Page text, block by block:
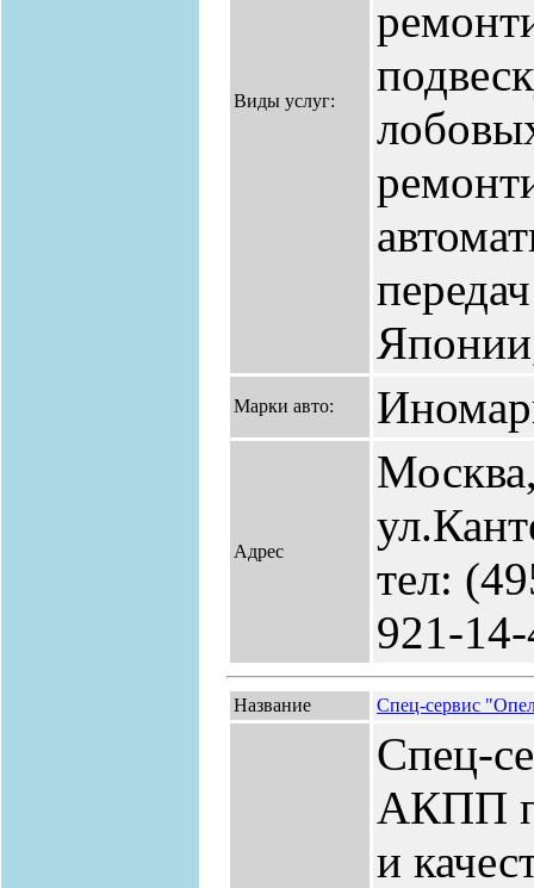
Виды услуг:
Марки авто:
Адрес
тел:
921-
Название Спец-сервис
Спец-
АКПП
и